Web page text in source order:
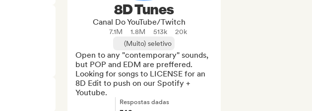
8D Tunes
Canal Do YouTube/Twitch
7.1M 1.8M 513k
20k
(Muito) seletivo
Open to any "contemporary" sounds,
but POP and EDM are preffered.
Looking for songs to LICENSE for an
8D Edit to push on our Spotify +
Youtube.
Respostas dadas